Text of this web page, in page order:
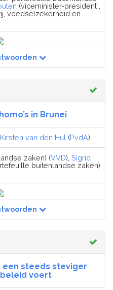
(viceminister-president ,
voedselzekerheid en
in Brunei
Kirsten van den Hul (PvdA)
zaken) (VVD), Sigrid
buitenlandse zaken)
een steeds steviger
voert